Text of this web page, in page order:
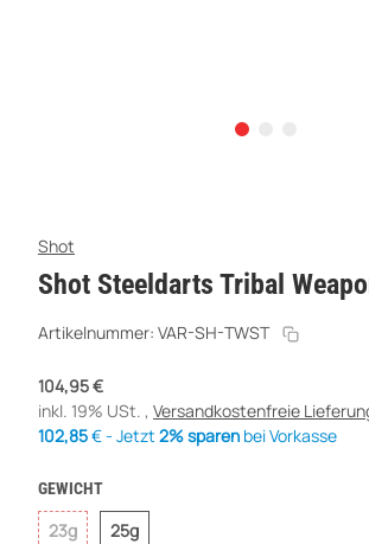
Shot
Shot Steeldarts Tribal
Artikelnummer: VAR-SH-TWST
104,95 €
inkl. 19% USt. , Versandkostenfreie
102,85€ - Jetzt 2% sparen bei Vorkasse
GEWICHT
23g23g 25g25g